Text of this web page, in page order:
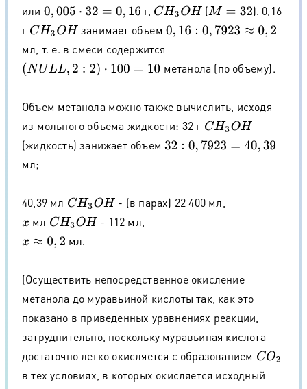
или 0,005⋅32 =0,16 г, CH3OH (M= 32
). 0,16
г CH3OH занимает объем 0,16:0 ,7923≈0,2
мл, т. е. в смеси содержится
(NULL,2:2 )⋅100=10 метанола (по объему).
Объем метанола можно также вычислить, исходя
из мольного объема жидкости: 32 г CH3OH
(жидкость) занижает объем32: 0 7923=40, 39
мл;
40,39 мл CH3OH
- (в парах) 22 400 мл,
x мл CH3OH
- 112 мл,
x≈ 0,2 мл.
(Осуществить непосредственное окисление
метанола до муравьиной кислоты так, как это
показано в приведенных уравнениях реакции,
затруднительно, поскольку муравьиная кислота
достаточно легко окисляется с образованием CO2
в тех условиях, в которых окисляется исходный